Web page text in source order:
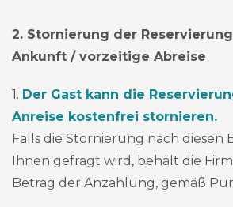
2. Stornierung der
Ankunft / vorzeitige Abreise
1. Der Gast kann die
Anreise kostenfrei stornieren.
Falls die Stornierung nach diesen
Ihnen gefragt wird, behält die
Betrag der Anzahlung, gemäß